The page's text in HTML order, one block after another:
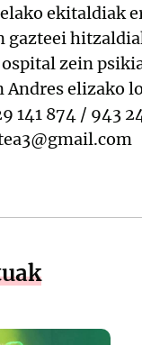
ekitaldiak
gazteei
zein
Andres elizako
141 874 / 943